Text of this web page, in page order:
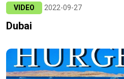
VIDEO 2022-09-27
Dubai